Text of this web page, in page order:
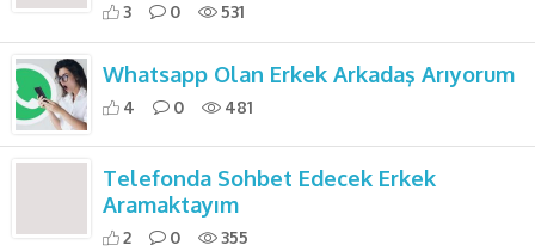
3 0 531
Whatsapp Olan Erkek Arkadaş Arıyorum
4 0 481
Telefonda Sohbet Edecek Erkek
Aramaktayım
2 0 355